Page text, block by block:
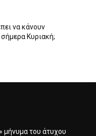
να κάνουν
Κυριακή;
μήνυμα του άτυχου